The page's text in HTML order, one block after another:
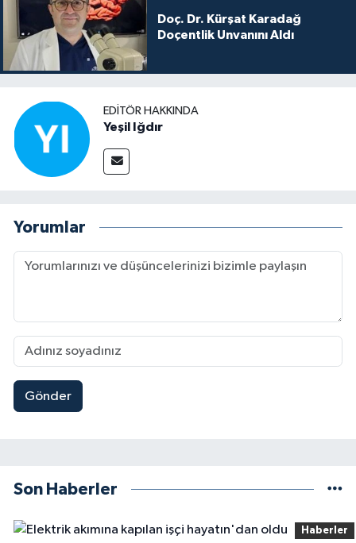
Doç. Dr. Kürşat Karadağ
Doçentlik Unvanını Aldı
EDITÖR HAKKINDA
Yeşil Iğdır
Yorumlar
Gönder
Son Haberler
Haberler